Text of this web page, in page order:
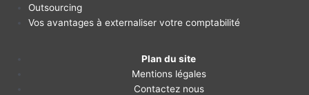
Outsourcing
Vos avantages à externaliser votre comptabilité
Plan du site
Mentions légales
Contactez nous